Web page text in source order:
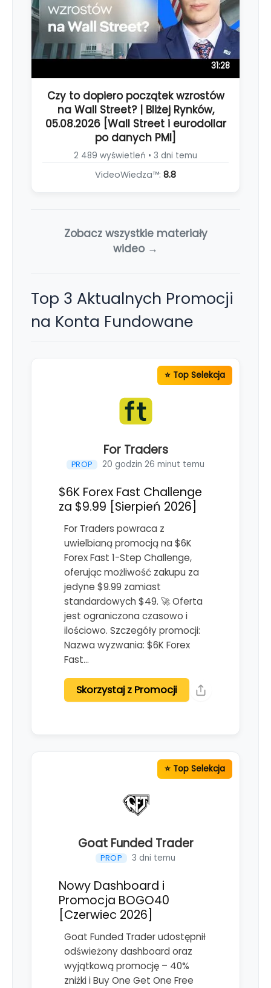
31:28
Czy to dopiero początek wzrostów
na Wall Street? | Bliżej Rynków,
05.08.2026 [Wall Street i eurodollar
po danych PMI]
2 489 wyświetleń • 3 dni temu
VideoWiedza™: 8.8
Zobacz wszystkie materiały
wideo →
Top 3 Aktualnych Promocji
na Konta Fundowane
For Traders
PROP 20 godzin 26 minut temu
$6K Forex Fast Challenge
za $9.99 [Sierpień 2026]
For Traders powraca z
uwielbianą promocją na $6K
Forex Fast 1-Step Challenge,
oferując możliwość zakupu za
jedyne $9.99 zamiast
standardowych $49. 🚀 Oferta
jest ograniczona czasowo i
ilościowo. Szczegóły promocji:
Nazwa wyzwania: $6K Forex
Fast…
Skorzystaj z Promocji
Goat Funded Trader
PROP 3 dni temu
Nowy Dashboard i
Promocja BOGO40
[Czerwiec 2026]
Goat Funded Trader udostępnił
odświeżony dashboard oraz
wyjątkową promocję – 40%
zniżki i Buy One Get One Free